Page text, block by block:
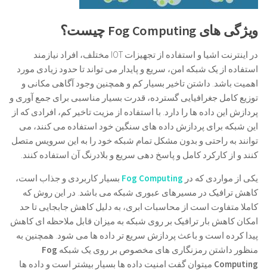
ویژگی های Fog Computing چیست؟
در اینترنت اشیا و استفاده از تجهیزات IOT مختلف، افراد نیازمند
استفاده از یک شبکه امن، سریع و پایدار می تواند تا حدود زیادی مورد
اهمیت باشد. داشتن تاخیر بسیار کم و همچنین وجود آگاهی مکانی و
توزیع کامل جغرافیایی گسترده، قدرت بسیار مناسبی برای جمع آوری و
پردازش این داده ها را دارد. با استفاده از مزیت تاخیر کم، افرادی که از
این شبکه برای پردازش داده های سنگین خود استفاده می کنند، می
توانند به راحتی و بدون مشکل تمام شبکه خود را به این سرویس متصل
کنند و از کارکرد کامل و پاسخ دهی سریع و بلادرنگ آن استفاده کنند.
یکی از مواردی که در Fog Computing بسیار کاربردی و جذاب است،
کاهش ترافیک در مسیرهای عبوری شبکه می باشد. در این روش که
کاملا متفاوت است از محاسبات ابری، به دلیل کاهش جابجایی تا حد
امکان کاهش بار ترافیک بر روی شبکه به میزان قابل ملاحظه ای کاهش
پیدا کرده است و باعث پردازش سریع تر داده ها می شود. همچنین به
منظور داشتن رمزنگاری های مخصوص بر روی یک شبکه Fog
Computing میتوان گفت امنیت داده ها بسیار بیشتر است و داده ها